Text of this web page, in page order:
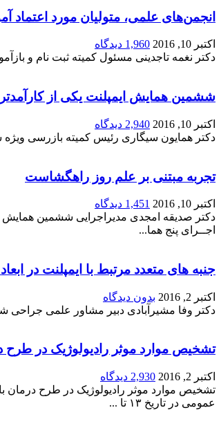
انجمن‌های علمی، متولیان مورد
اکتبر 10, 2016
1,960 دیدگاه
دکتر نغمه تاجدینی مسئول کمیته ثبت نام و
ششمین همایش ایمپلنت یکی از
اکتبر 10, 2016
2,940 دیدگاه
دکتر همایون سیگاری رئیس کمیته بازرسی
تجربه مبتنی بر علم روز راهگشاست
اکتبر 10, 2016
1,451 دیدگاه
دکتر صدیقه امجدی مدیراجرایی ششمین همایش
اجــرای پنج هما...
جنبه های متعدد مرتبط با ایمپلنت در
اکتبر 2, 2016
بدون دیدگاه
دکتر وفا مشیرآبادی دبیر مشاور علمی جراحی
تشخیص موارد موثر رادیولوژیک در طرح
اکتبر 2, 2016
2,930 دیدگاه
تشخیص موارد موثر رادیولوژیک در طرح درمان
عمومی در تاریخ ۱۳ تا ...